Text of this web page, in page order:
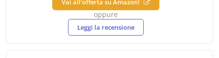
Vai all'offerta su Amazon!
oppure
Leggi la recensione